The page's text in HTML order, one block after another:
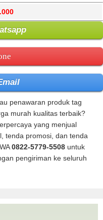
penawaran produk tag
murah kualitas terbaik?
yang menjual
tenda promosi, dan tenda
0822-5779-5508 untuk
pengiriman ke seluruh